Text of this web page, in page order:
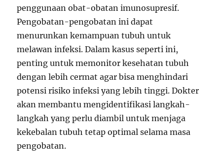
penggunaan obat-obatan imunosupresif.
Pengobatan-pengobatan ini dapat
menurunkan kemampuan tubuh untuk
melawan infeksi. Dalam kasus seperti ini,
penting untuk memonitor kesehatan tubuh
dengan lebih cermat agar bisa menghindari
potensi risiko infeksi yang lebih tinggi. Dokter
akan membantu mengidentifikasi langkah-
langkah yang perlu diambil untuk menjaga
kekebalan tubuh tetap optimal selama masa
pengobatan.